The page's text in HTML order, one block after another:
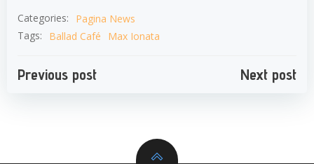
Categories:
Pagina News
Tags:
Ballad Café Max Ionata
Navigazione
Previous post
Navigazione
Next post